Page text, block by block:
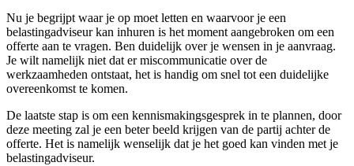
Nu je begrijpt waar je op moet letten en waarvoor je een
belastingadviseur kan inhuren is het moment aangebroken om een
offerte aan te vragen. Ben duidelijk over je wensen in je aanvraag.
Je wilt namelijk niet dat er miscommunicatie over de
werkzaamheden ontstaat, het is handig om snel tot een duidelijke
overeenkomst te komen.
De laatste stap is om een kennismakingsgesprek in te plannen, door
deze meeting zal je een beter beeld krijgen van de partij achter de
offerte. Het is namelijk wenselijk dat je het goed kan vinden met je
belastingadviseur.